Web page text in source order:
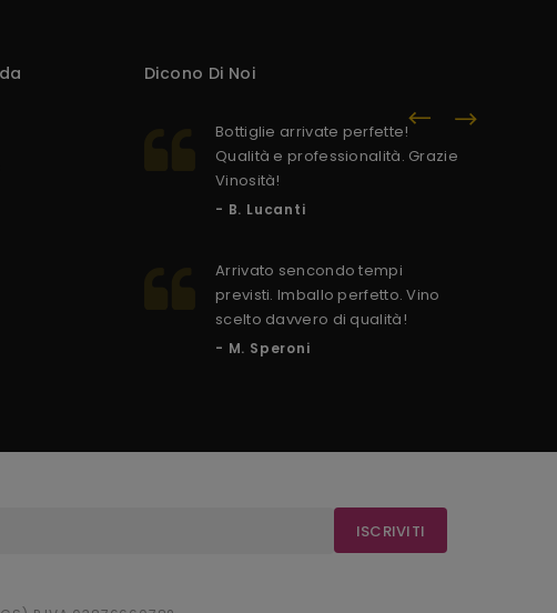
Dicono Di Noi
Bottiglie arrivate perfette!
Qualità e professionalità. Grazie
Vinosità!
- B. Lucanti
Arrivato sencondo tempi
previsti. Imballo perfetto. Vino
scelto davvero di qualità!
- M. Speroni
ISCRIVITI